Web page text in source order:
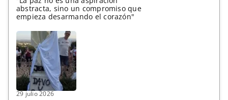
abstracta, sino un compromiso que
empieza desarmando el corazón"
29 julio 2026